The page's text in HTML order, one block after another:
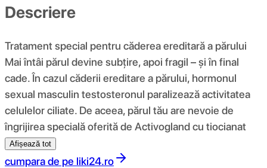
Descriere
Tratament special pentru căderea ereditară a părului
Mai întâi părul devine subțire, apoi fragil – și în final
cade. În cazul căderii ereditare a părului, hormonul
sexual masculin testosteronul paralizează activitatea
celulelor ciliate. De aceea, părul tău are nevoie de
îngrijirea specială oferită de Activogland cu tiocianat
Afișează tot
cumpara de pe liki24.ro